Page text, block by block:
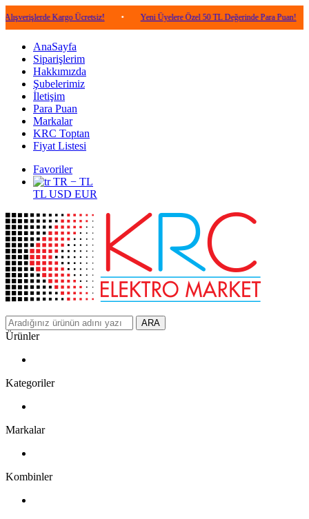
Kargo Ücretsiz! • Yeni Üyelere Özel 50 TL Değerinde Para Puan! •
AnaSayfa
Siparişlerim
Hakkımızda
Şubelerimiz
İletişim
Para Puan
Markalar
KRC Toptan
Fiyat Listesi
Favoriler
TR − TL
TL USD EUR
ARA
Ürünler
Kategoriler
Markalar
Kombinler